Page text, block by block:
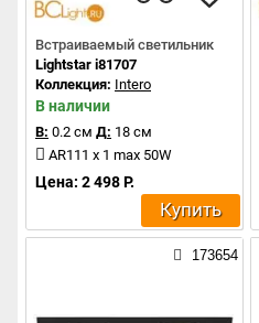
Встраиваемый светильник
Lightstar i81707
Коллекция: Intero
В наличии
В: 0.2 см Д: 18 см
AR111 x 1 max 50W
Цена: 2 498 Р.
Купить
173654